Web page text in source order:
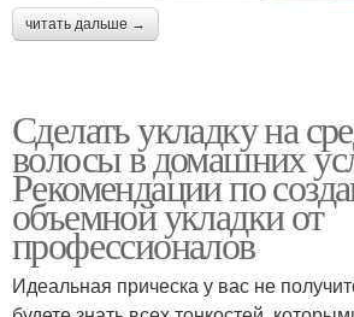
читать дальше →
Сделать укладку на
волосы в домашних
Рекомендации по
объемной укладки от
профессионалов
Идеальная прическа у вас не